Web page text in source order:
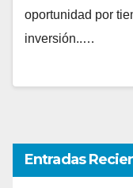
oportunidad por
inversión..…
Entradas